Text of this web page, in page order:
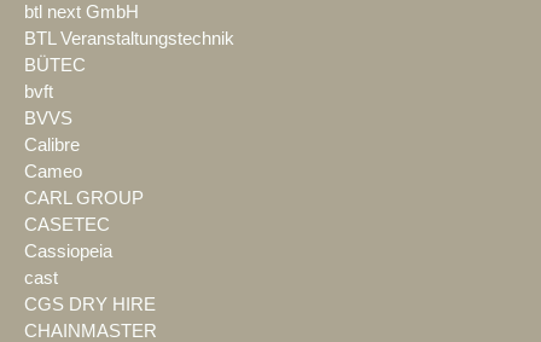
btl next GmbH
BTL Veranstaltungstechnik
BÜTEC
bvft
BVVS
Calibre
Cameo
CARL GROUP
CASETEC
Cassiopeia
cast
CGS DRY HIRE
CHAINMASTER